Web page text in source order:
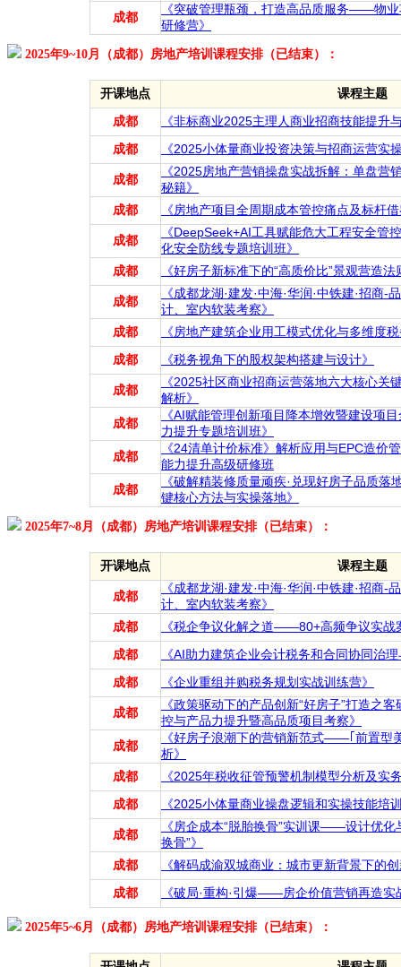
成都
《突破管理瓶颈，打造高品质服务——物
研修营》
2025年9~10月（成都）房地产培训课程安排（已结束）：
开课地点 课程主题
成都
《非标商业2025主理人商业招商技能提升
成都
《2025小体量商业投资决策与招商运营实
成都
《2025房地产营销操盘实战拆解：单盘营
秘籍》
成都
《房地产项目全周期成本管控痛点及标杆
成都
《DeepSeek+AI工具赋能危大工程安全管
化安全防线专题培训班》
成都
《好房子新标准下的“高质价比”景观营造
成都
《成都龙湖·建发·中海·华润·中铁建·招商-
计、室内软装考察》
成都
《房地产建筑企业用工模式优化与多维度
成都
《税务视角下的股权架构搭建与设计》
成都
《2025社区商业招商运营落地六大核心关
解析》
成都
《AI赋能管理创新项目降本增效暨建设项
力提升专题培训班》
成都
《24清单计价标准》解析应用与EPC造价
能力提升高级研修班
成都
《破解精装修质量顽疾·兑现好房子品质
键核心方法与实操落地》
2025年7~8月（成都）房地产培训课程安排（已结束）：
开课地点 课程主题
成都
《成都龙湖·建发·中海·华润·中铁建·招商-
计、室内软装考察》
成都
《税企争议化解之道——80+高频争议实战
成都
《AI助力建筑企业会计税务和合同协同治
成都
《企业重组并购税务规划实战训练营》
成都
《政策驱动下的产品创新“好房子”打造之
控与产品力提升暨高品质项目考察》
成都
《好房子浪潮下的营销新范式——｢前置型
析》
成都
《2025年税收征管预警机制模型分析及实
成都
《2025小体量商业操盘逻辑和实操技能培
成都
《房企成本“脱胎换骨”实训课——设计优化
换骨”》
成都
《解码成渝双城商业：城市更新背景下的
成都
《破局·重构·引爆——房企价值营销再造实
2025年5~6月（成都）房地产培训课程安排（已结束）：